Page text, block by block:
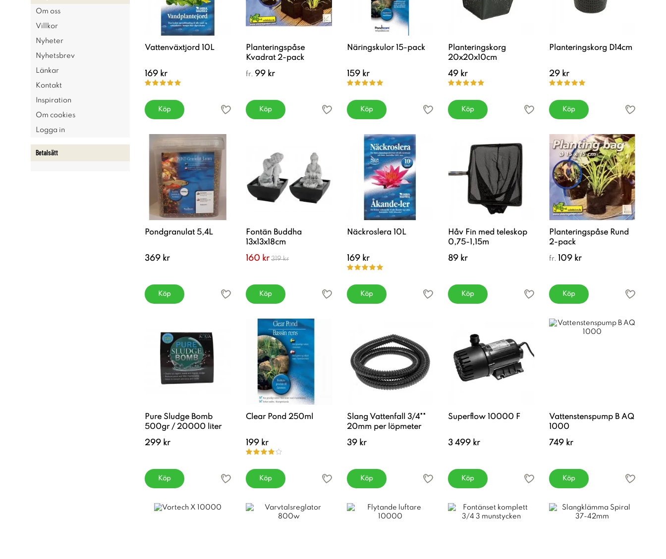
Om oss
Villkor
Nyheter
Nyhetsbrev
Länkar
Kontakt
Inspiration
Om cookies
Logga in
Betalsätt
Vattenväxtjord 10L
169 kr
Köp
Planteringspåse
Kvadrat 2-pack
fr. 99 kr
Köp
Näringskulor 15-pack
159 kr
Köp
Planteringskorg
20x20x10cm
49 kr
Köp
Planteringskorg D14cm
29 kr
Köp
Pondgranulat 5,4L
369 kr
Köp
Fontän Buddha
13x13x18cm
160 kr 319 kr
Köp
Näckroslera 10L
169 kr
Köp
Håv Fin med teleskop
0,75-1,15m
89 kr
Köp
Planteringspåse Rund
2-pack
fr. 109 kr
Köp
Pure Sludge Bomb
500gr / 20000 liter
299 kr
Köp
Clear Pond 250ml
199 kr
Köp
Slang Vattenfall 3/4""
20mm per löpmeter
39 kr
Köp
Superflow 10000 F
3 499 kr
Köp
Vattenstenspump B AQ
1000
749 kr
Köp